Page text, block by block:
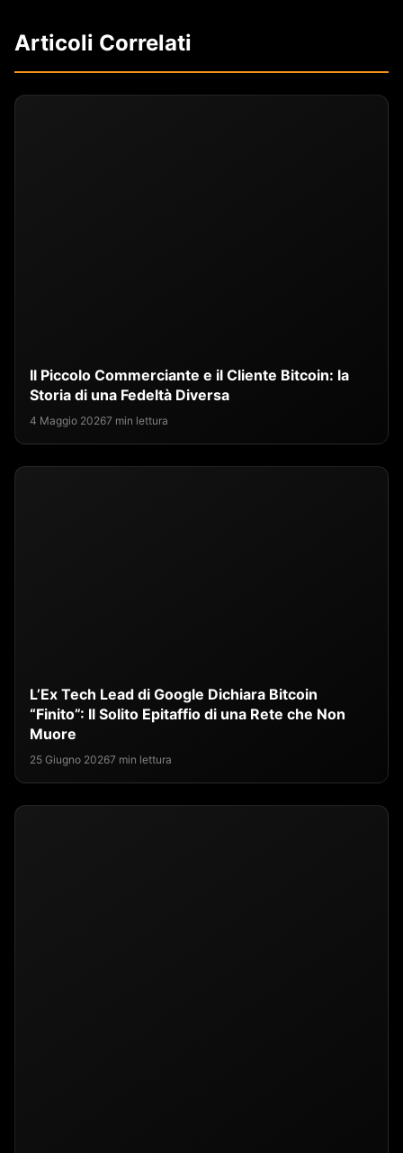
Articoli Correlati
Il Piccolo Commerciante e il Cliente Bitcoin: la
Storia di una Fedeltà Diversa
4 Maggio 20267 min lettura
L’Ex Tech Lead di Google Dichiara Bitcoin
“Finito”: Il Solito Epitaffio di una Rete che Non
Muore
25 Giugno 20267 min lettura